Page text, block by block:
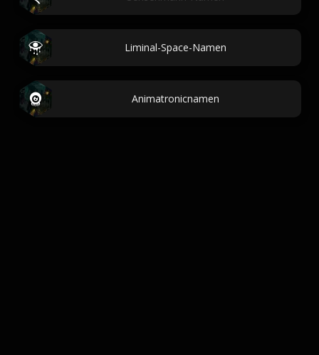
Liminal-Space-Namen
Animatronicnamen